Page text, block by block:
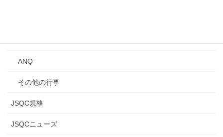
ANQ
その他の行事
JSQC規格
JSQCニューズ